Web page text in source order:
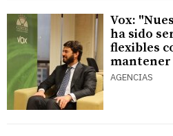
Vox:
ha sido
flexibles
mantener
AGENCIAS